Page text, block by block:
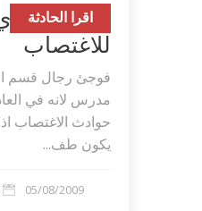
اقرا الحادثة
مدرس
للاغتصاب
فوجئ رجال قسم
مدرس لانه في
حوادث الاغتصاب
يكون طف...
05/08/2009